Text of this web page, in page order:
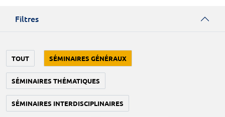
Filtres
TOUT SÉMINAIRES GÉNÉRAUX
SÉMINAIRES THÉMATIQUES
SÉMINAIRES INTERDISCIPLINAIRES